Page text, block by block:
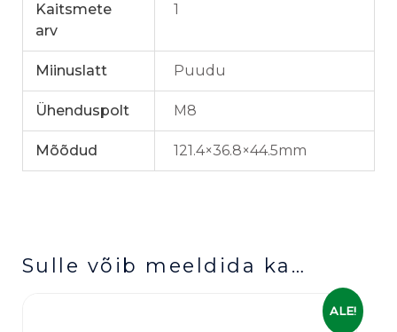
Kaitsmete
arv
1
Miinuslatt Puudu
Ühenduspolt M8
Mõõdud 121.4×36.8×44.5mm
Sulle võib meeldida ka…
ALE!